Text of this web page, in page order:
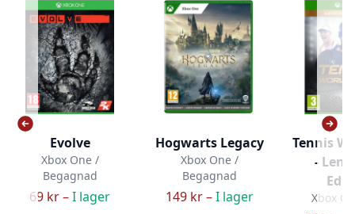
Evolve
Xbox One /
Begagnad
69 kr –I lager
Hogwarts Legacy
Xbox One /
Begagnad
149 kr –I lager
Tennis
-
Xbox